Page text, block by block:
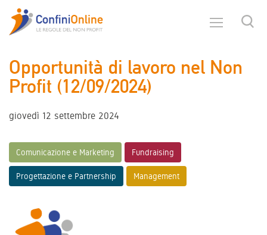
Opportunità di lavoro nel Non
Profit (12/09/2024)
giovedì 12 settembre 2024
Comunicazione e Marketing Fundraising
Progettazione e Partnership Management